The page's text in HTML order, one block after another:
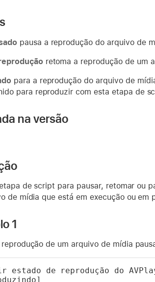
pausa a reprodução do arquivo de
retoma a reprodução de um
para a reprodução do arquivo de
para reproduzir com esta etapa de
na versão
de script para pausar, retomar ou
de mídia que está em execução ou em
1
reprodução de um arquivo de mídia
estado de reprodução do